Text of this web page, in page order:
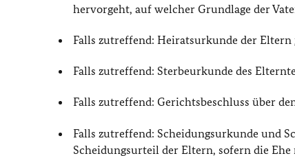
hervorgeht, auf welcher Grundlage der
Falls zutreffend: Heiratsurkunde der Eltern
Falls zutreffend: Sterbeurkunde des
Falls zutreffend: Gerichtsbeschluss über
Falls zutreffend: Scheidungsurkunde und
Scheidungsurteil der Eltern, sofern die Ehe